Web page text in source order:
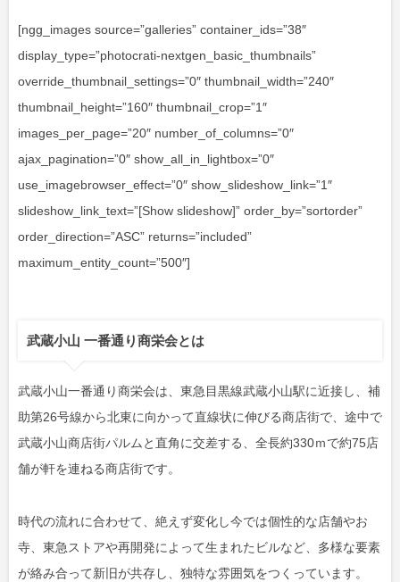
[ngg_images source=”galleries” container_ids=”38″
display_type=”photocrati-nextgen_basic_thumbnails”
override_thumbnail_settings=”0″ thumbnail_width=”240″
thumbnail_height=”160″ thumbnail_crop=”1″
images_per_page=”20″ number_of_columns=”0″
ajax_pagination=”0″ show_all_in_lightbox=”0″
use_imagebrowser_effect=”0″ show_slideshow_link=”1″
slideshow_link_text=”[Show slideshow]” order_by=”sortorder”
order_direction=”ASC” returns=”included”
maximum_entity_count=”500″]
武蔵小山 一番通り商栄会とは
武蔵小山一番通り商栄会は、東急目黒線武蔵小山駅に近接し、補
助第26号線から北東に向かって直線状に伸びる商店街で、途中で
武蔵小山商店街パルムと直角に交差する、全長約330ｍで約75店
舗が軒を連ねる商店街です。
時代の流れに合わせて、絶えず変化し今では個性的な店舗やお
寺、東急ストアや再開発によって生まれたビルなど、多様な要素
が絡み合って新旧が共存し、独特な雰囲気をつくっています。